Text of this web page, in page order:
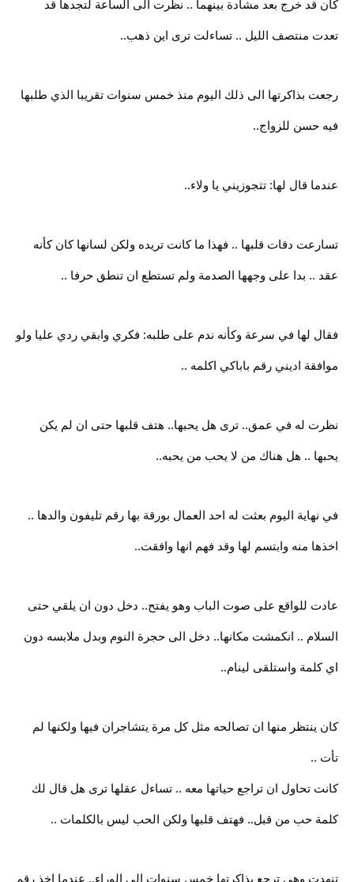
كان قد خرج بعد مشادة بينهما .. نظرت الى الساعة لتجدها قد
تعدت منتصف الليل .. تساءلت ترى اين ذهب..
رجعت بذاكرتها الى ذلك اليوم منذ خمس سنوات تقريبا الذي طلبها
فيه حسن للزواج..
عندما قال لها: تتجوزيني يا ولاء..
تسارعت دقات قلبها .. فهذا ما كانت تريده ولكن لسانها كان كأنه
عقد .. بدا على وجهها الصدمة ولم تستطع ان تنطق حرفا ..
فقال لها في سرعة وكأنه ندم على طلبه: فكري وابقي ردي عليا ولو
موافقة اديني رقم باباكي اكلمه ..
نظرت له في عمق.. ترى هل يحبها.. هتف قلبها حتى ان لم يكن
يحبها .. هل هناك من لا يحب من يحبه..
في نهاية اليوم بعثت له احد العمال بورقة بها رقم تليفون والدها ..
اخذها منه وابتسم لها وقد فهم انها وافقت..
عادت للواقع على صوت الباب وهو يفتح.. دخل دون ان يلقي حتى
السلام .. انكمشت مكانها.. دخل الى حجرة النوم وبدل ملابسه دون
اي كلمة واستلقى لينام..
كان ينتظر منها ان تصالحه مثل كل مرة يتشاجران فيها ولكنها لم
تأت ..
كانت تحاول ان تراجع حياتها معه .. تساءل عقلها ترى هل قال لك
كلمة حب من قبل.. فهتف قلبها ولكن الحب ليس بالكلمات ..
تنهدت وهي ترجع بذاكرتها خمس سنوات الى الوراء.. عندما اخذ رقم